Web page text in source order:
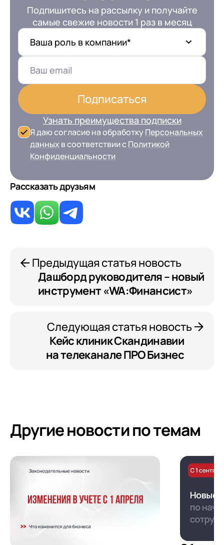
Подпишитесь на рассылку и получайте
самые свежие новости 1 раз в месяц
Ваша роль в компании*
Подписаться
Узнать преимущества подписки
Я даю согласие на обработку Персональных
данных в соответствии сПолитикой
Конфиденциальности
Рассказать друзьям
Предыдущая статья новость
Дашборд руководителя – новый
инструмент «WA:Финансист»
Следующая статья новость
Кейс клиник Скандинавии
на телеканале ПРО Бизнес
Другие новости по темам
Отправить
Я даю согласие на обработку
данных в соответствии с
+7 Номер телефона
Отправить
данныхв соответствии сПолитикой
Конфиденциальности
Номер телефона
Отправить
Я даю согласие на обработкуПерсональных
данныхв соответствии с
Перейти в корзину
Продолжить покупки